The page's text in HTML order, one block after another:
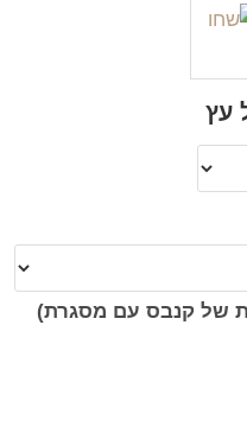
עץ
של קנבס עם מסגרת)